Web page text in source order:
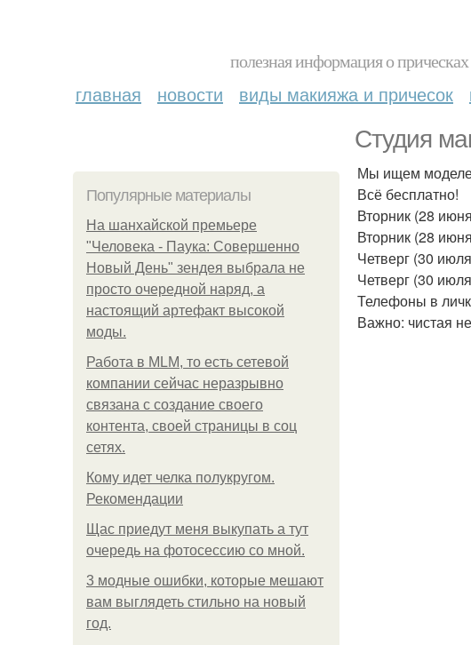
полезная информация о
главная новости виды макияжа и причесок
Студия
Популярные материалы
На шанхайской премьере
"Человека - Паука: Совершенно
Новый День" зендея выбрала не
просто очередной наряд, а
настоящий артефакт высокой
моды.
Работа в MLM, то есть сетевой
компании сейчас неразрывно
связана с создание своего
контента, своей страницы в соц
сетях.
Кому идет челка полукругом.
Рекомендации
Щас приедут меня выкупать а тут
очередь на фотосессию со мной.
3 модные ошибки, которые мешают
вам выглядеть стильно на новый
год.
Мы ищем
Всё бесплатно!
Вторник (28
Вторник (28
Четверг (30
Четверг (30
Телефоны в
Важно: чистая